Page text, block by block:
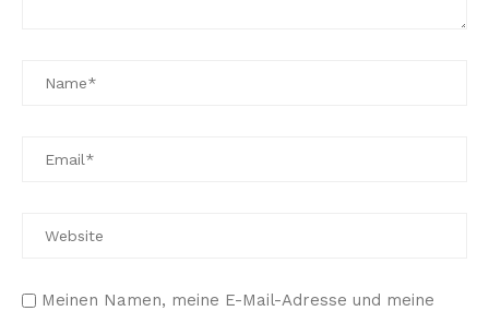
Meinen Namen, meine E-Mail-Adresse und meine